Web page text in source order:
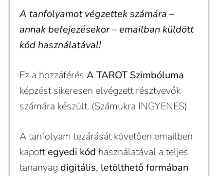
A tanfolyamot végzettek számára –
annak befejezésekor – emailban küldött
kód használatával!
Ez a hozzáférés A TAROT Szimbóluma
képzést sikeresen elvégzett résztvevők
számára készült. (Számukra INGYENES)
A tanfolyam lezárását követően emailben
kapottegyedi kód használatával a teljes
tananyag digitális, letölthető formában